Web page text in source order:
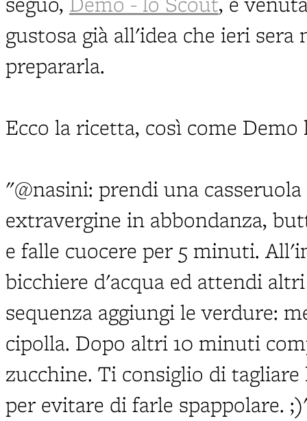
gustosa già all'idea che ieri
prepararla.
Ecco la ricetta, così come
"@nasini: prendi una
extravergine in abbondanza,
e falle cuocere per 5 minuti.
bicchiere d'acqua ed attendi
sequenza aggiungi le verdure:
cipolla. Dopo altri 10 minuti
zucchine. Ti consiglio di
per evitare di farle spappolare.